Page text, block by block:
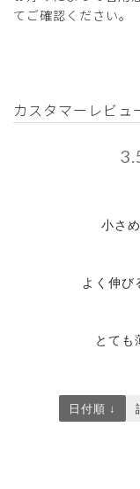
てご確認ください。
カスタマーレビュ
小さ
よく伸び
とても
日付順 ↓